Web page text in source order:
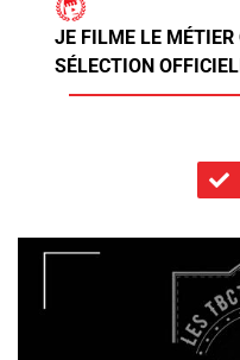
JE FILME LE
SÉLECTION